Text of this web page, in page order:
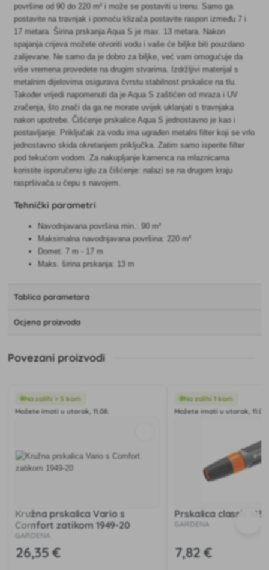
površine od 90 do 220 m² i može se postaviti u trenu. Samo ga
postavite na travnjak i pomoću klizača postavite raspon između 7 i
17 metara. Širina prskanja Aqua S je max. 13 metara. Nakon
spajanja crijeva možete otvoriti vodu i vaše će biljke biti pouzdano
zalijevane. Ne samo da je dobro za biljke, već vam omogućuje da
više vremena provedete na drugim stvarima. Izdržljivi materijal s
metalnim dijelovima osigurava čvrstu stabilnost prskalice na tlu.
Također vrijedi napomenuti da je Aqua S zaštićen od mraza i UV
zračenja, što znači da ga ne morate uvijek uklanjati s travnjaka
nakon upotrebe. Čišćenje prskalice Aqua S jednostavno je kao i
postavljanje. Priključak za vodu ima ugrađen metalni filter koji se vrlo
jednostavno skida okretanjem priključka. Zatim samo isperite filter
pod tekućom vodom. Za nakupljanje kamenca na mlaznicama
koristite isporučenu iglu za čišćenje: nalazi se na drugom kraju
raspršivača u čepu s navojem.
Tehnički parametri
Navodnjavana površina min.: 90 m²
Maksimalna navodnjavana površina: 220 m²
Domet: 7 m - 17 m
Maks. širina prskanja: 13 m
Tablica parametara
Ocjena proizvoda
Povezani proizvodi
Na zalihi > 5 kom
Možete imati u utorak, 11.08.
Kružna prskalica Vario s
Comfort zatikom 1949-20
GARDENA
26,35 €
Na zalihi 1 kom
Možete imati u utorak, 11.08.
Prskalica classic
GARDENA
7,82 €